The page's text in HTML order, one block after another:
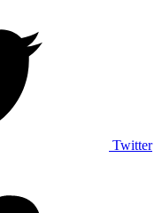
Twitter